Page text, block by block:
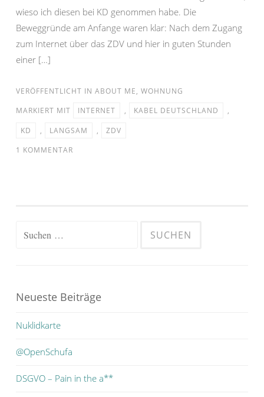
wieso ich diesen bei KD genommen habe. Die
Beweggründe am Anfange waren klar: Nach dem Zugang
zum Internet über das ZDV und hier in guten Stunden
einer […]
VERÖFFENTLICHT IN ABOUT ME, WOHNUNG
MARKIERT MIT
INTERNET , KABEL DEUTSCHLAND
,
KD
, LANGSAM ,
ZDV
1 KOMMENTAR
Suchen
Neueste Beiträge
Nuklidkarte
@OpenSchufa
DSGVO – Pain in the a**